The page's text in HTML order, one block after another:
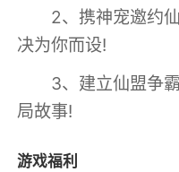
2、携神宠邀约
决为你而设!
3、建立仙盟争
局故事!
游戏福利